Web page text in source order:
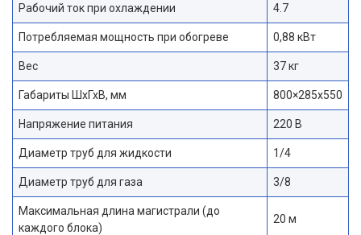
Рабочий ток при охлаждении 4.7
Потребляемая мощность при обогреве 0,88 кВт
Вес 37 кг
Габариты ШхГхВ, мм 800×285х550
Напряжение питания 220 В
Диаметр труб для жидкости 1/4
Диаметр труб для газа 3/8
Максимальная длина магистрали (до
каждого блока)
20 м